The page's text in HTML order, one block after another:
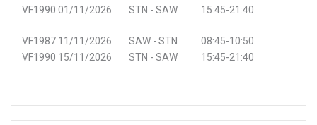
VF1990 01/11/2026 STN - SAW 15:45-21:40
VF1987 11/11/2026 SAW - STN 08:45-10:50
VF1990 15/11/2026 STN - SAW 15:45-21:40